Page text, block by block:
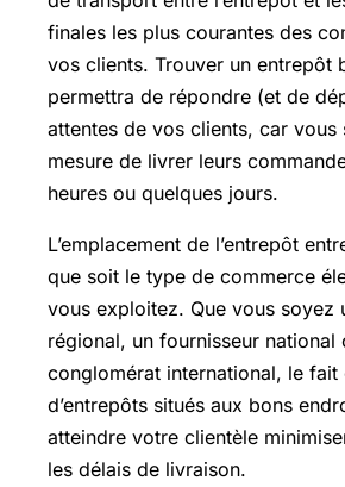
finales les plus courantes des
vos clients. Trouver un entrepôt
permettra de répondre (et de
attentes de vos clients, car vous
mesure de livrer leurs
heures ou quelques jours.
L’emplacement de l’entrepôt
que soit le type de commerce
vous exploitez. Que vous soyez
régional, un fournisseur national
conglomérat international, le fait
d’entrepôts situés aux bons
atteindre votre clientèle
les délais de livraison.